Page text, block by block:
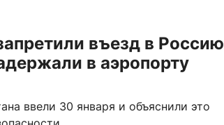
въезд в Россию
в аэропорту
ввели 30 января и объяснили это